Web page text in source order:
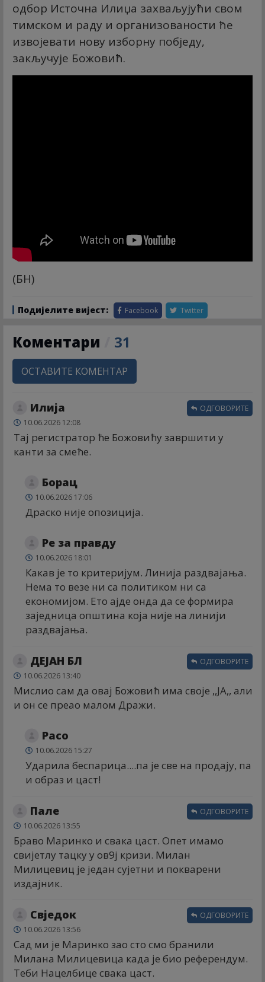
одбор Источна Илиџа захваљујући свом
тимском и раду и организованости ће
извојевати нову изборну побједу,
закључује Божовић.
(БН)
Подијелите вијест: Facebook Twitter
Коментари 31
ОСТАВИТЕ КОМЕНТАР
Илија
10.06.2026 12:08
Тај регистратор ће Божовићу завршити у
канти за смеће.
ОДГОВОРИТЕ
Борац
10.06.2026 17:06
Драско није опозиција.
Ре за правду
10.06.2026 18:01
Какав је то критеријум. Линија раздвајања.
Нема то везе ни са политиком ни са
економијом. Ето ајде онда да се формира
заједница општина која није на линији
раздвајања.
ДЕЈАН БЛ
10.06.2026 13:40
Мислио сам да овај Божовић има своје ,,ЈА,, али
и он се преао малом Дражи.
ОДГОВОРИТЕ
Расо
10.06.2026 15:27
Ударила беспарица....па је све на продају, па
и образ и цаст!
Пале
10.06.2026 13:55
Браво Маринко и свака цаст. Опет имамо
свијетлу тацку у ов9ј кризи. Милан
Милицевиц је један сујетни и покварени
издајник.
ОДГОВОРИТЕ
Свједок
10.06.2026 13:56
Сад ми је Маринко зао сто смо бранили
Милана Милицевица када је био референдум.
Теби Нацелбице свака цаст.
ОДГОВОРИТЕ